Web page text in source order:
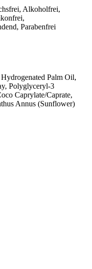
Alkoholfrei,
Parabenfrei
Hydrogenated Palm Oil,
Polyglyceryl-3
Caprylate/Caprate,
Annus (Sunflower)